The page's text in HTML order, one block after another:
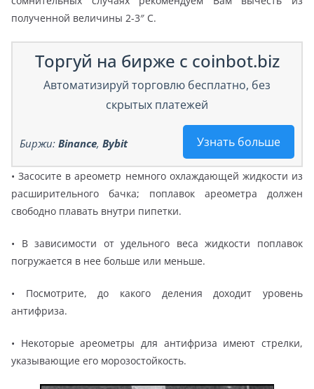
полученной величины 2-3″ С.
Торгуй на бирже с coinbot.biz
Автоматизируй торговлю бесплатно, без
скрытых платежей
Узнать больше
Биржи: Binance, Bybit
• Засосите в ареометр немного охлаждающей жидкости из
расширительного бачка; поплавок ареометра должен
свободно плавать внутри пипетки.
• В зависимости от удельного веса жидкости поплавок
погружается в нее больше или меньше.
• Посмотрите, до какого деления доходит уровень
антифриза.
• Некоторые ареометры для антифриза имеют стрелки,
указывающие его морозостойкость.